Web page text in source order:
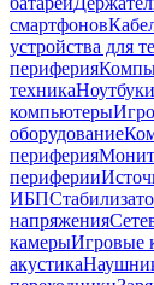
смартфонов
устройства для
периферия
техникаНоутбуки
компьютеры
оборудование
периферия
периферии
ИБП
напряжения
камерыИгровые
акустика